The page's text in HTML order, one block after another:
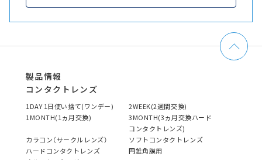
製品情報
コンタクトレンズ
1DAY 1日使い捨て(ワンデー)
2WEEK(2週間交換)
1MONTH(1ヵ月交換)
3MONTH(3ヵ月交換ハード
コンタクトレンズ)
カラコン（サークルレンズ）
ソフトコンタクトレンズ
ハードコンタクトレンズ
円錐角膜用